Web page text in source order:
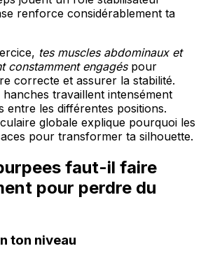
renforce considérablement ta
tes muscles abdominaux et
constamment engagéspour
correcte et assurer la stabilité.
travaillent intensément
entre les différentes positions.
globale explique pourquoi les
pour transformer ta silhouette.
faut-il faire
pour perdre du
ton niveau